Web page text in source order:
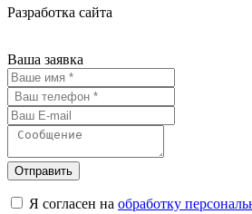
Разработка сайта
Ваша заявка
Отправить
Я согласен на обработку